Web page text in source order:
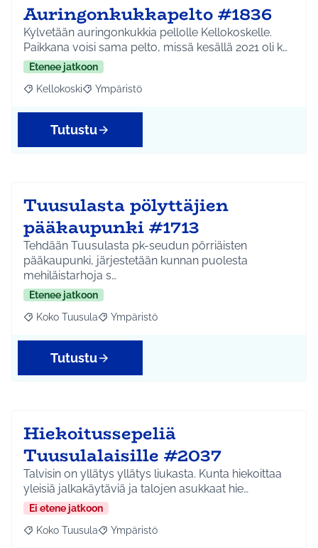
Auringonkukkapelto #1836
Kylvetään auringonkukkia pellolle Kellokoskelle.
Paikkana voisi sama pelto, missä kesällä 2021 oli k…
Etenee jatkoon
Rajaa tulokset aihepiirin mukaan: Kellokoski
Kellokoski Rajaa tulokset teeman mukaan: Ympäristö
Ympäristö
Tutustu
Tuusulasta pölyttäjien
pääkaupunki #1713
Tehdään Tuusulasta pk-seudun pörriäisten
pääkaupunki, järjestetään kunnan puolesta
mehiläistarhoja s…
Etenee jatkoon
Rajaa tulokset aihepiirin mukaan: Koko Tuusula
Koko Tuusula Rajaa tulokset teeman mukaan: Ympäristö
Ympäristö
Tutustu
Hiekoitussepeliä
Tuusulalaisille #2037
Talvisin on yllätys yllätys liukasta. Kunta hiekoittaa
yleisiä jalkakäytäviä ja talojen asukkaat hie…
Ei etene jatkoon
Rajaa tulokset aihepiirin mukaan: Koko Tuusula
Koko Tuusula Rajaa tulokset teeman mukaan: Ympäristö
Ympäristö